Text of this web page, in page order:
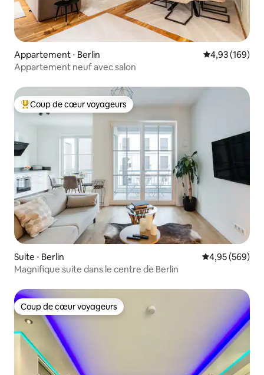
Appartement ⋅ Berlin Évaluation
4,93 (169)
Appartement neuf avec salon
Coups de cœur voyageurs les plus appréciés
Coup de cœur voyageurs
Suite ⋅ Berlin Évaluation
4,95 (569)
Magnifique suite dans le centre de Berlin
Coup de cœur voyageurs
Coup de cœur voyageurs